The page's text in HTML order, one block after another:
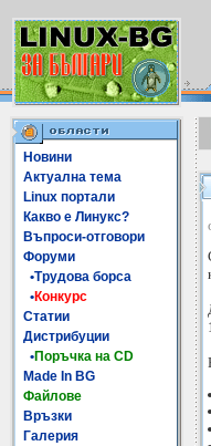
Новини
Актуална тема
Linux портали
Какво е Линукс?
Въпроси-отговори
Форуми
•Трудова борса
•Конкурс
Статии
Дистрибуции
•Поръчка на CD
Made In BG
Файлове
Връзки
Галерия